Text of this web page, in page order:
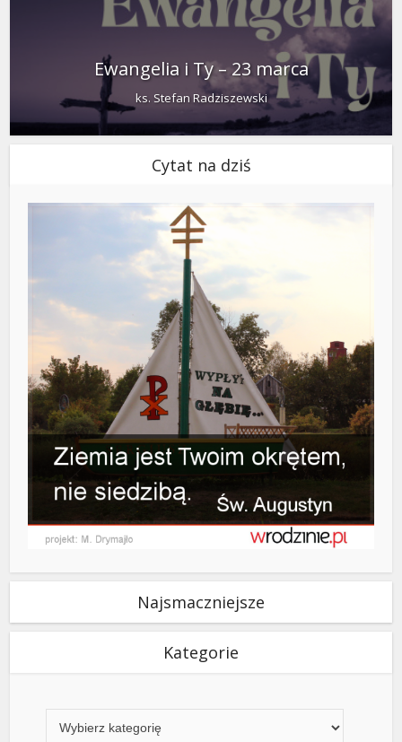
Ewangelia i Ty – 23 marca
ks. Stefan Radziszewski
Cytat na dziś
Najsmaczniejsze
Kategorie